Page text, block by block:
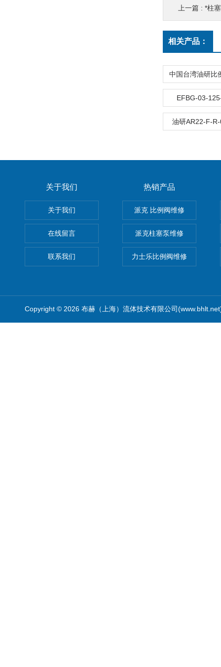
上一篇 : *柱
相关产品：
EFBG-03-
油研AR22-F-
关于我们
关于我们
在线留言
联系我们
热销产品
派克 比例阀维修
派克柱塞泵维修
力士乐比例阀维修
Copyright © 2026 布赫（上海）流体技术有限公司